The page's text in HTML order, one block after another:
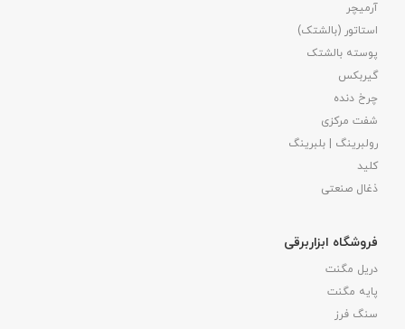
آرمیچر
استاتور (بالشتک)
پوسته بالشتک
گیربکس
چرخ دنده
شفت مرکزی
رولبرینگ | بلبرینگ
کلید
ذغال صنعتی
فروشگاه ابزاربرقی
دریل مگنت
پایه مگنت
سنگ فرز